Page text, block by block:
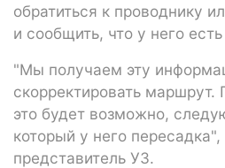
обратиться к проводнику
и сообщить, что у него
"Мы получаем эту
скорректировать маршрут.
это будет возможно,
который у него
представитель УЗ.